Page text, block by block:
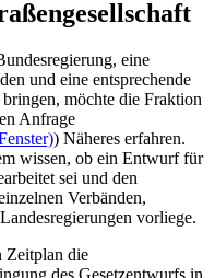
eine
und eine entsprechende
möchte die Fraktion
Anfrage
) Näheres erfahren.
wissen, ob ein Entwurf für
sei und den
Verbänden,
vorliege.
Zeitplan die
des Gesetzentwurfs in